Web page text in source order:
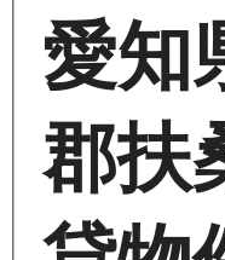
愛知
郡扶